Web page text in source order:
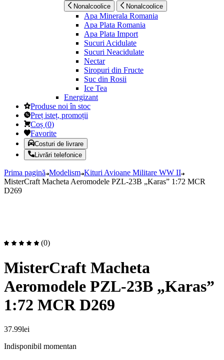
Nonalcoolice Nonalcoolice
Apa Minerala Romania
Apa Plata Romania
Apa Plata Import
Sucuri Acidulate
Sucuri Neacidulate
Nectar
Siropuri din Fructe
Suc din Rosii
Ice Tea
Energizant
Produse noi în stoc
Preț isteț, promoții
Coș (0)
Favorite
Costuri de livrare
Livrări telefonice
Prima pagină Modelism Kituri Avioane Militare WW II
MisterCraft Macheta Aeromodele PZL-23B „Karas” 1:72 MCR
D269
(0)
MisterCraft Macheta
Aeromodele PZL-23B „Karas”
1:72 MCR D269
37.99lei
Indisponibil momentan